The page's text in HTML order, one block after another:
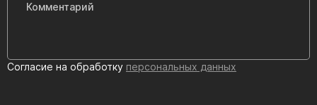
Согласие на обработку персональных данных